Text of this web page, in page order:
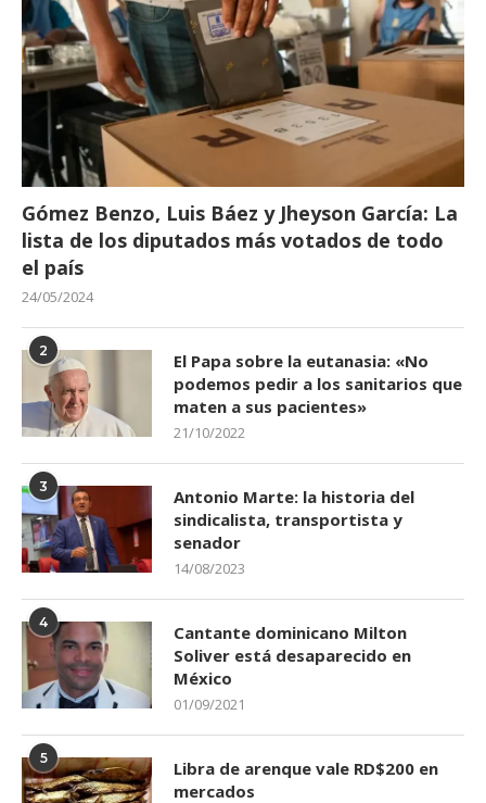
Gómez Benzo, Luis Báez y Jheyson García: La
lista de los diputados más votados de todo
el país
24/05/2024
2
El Papa sobre la eutanasia: «No
podemos pedir a los sanitarios que
maten a sus pacientes»
21/10/2022
3
Antonio Marte: la historia del
sindicalista, transportista y
senador
14/08/2023
4
Cantante dominicano Milton
Soliver está desaparecido en
México
01/09/2021
5
Libra de arenque vale RD$200 en
mercados